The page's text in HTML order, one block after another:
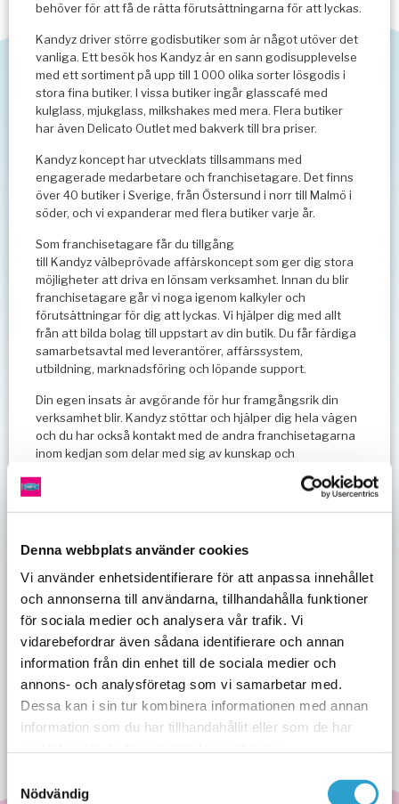
Denna webbplats använder cookies
Vi använder enhetsidentifierare för att anpassa innehållet
och annonserna till användarna, tillhandahålla funktioner
för sociala medier och analysera vår trafik. Vi
vidarebefordrar även sådana identifierare och annan
information från din enhet till de sociala medier och
annons- och analysföretag som vi samarbetar med.
Dessa kan i sin tur kombinera informationen med annan
information som du har tillhandahållit eller som de har
Nödvändig
behöver för att få de rätta förutsättningarna för att lyckas.
Kandyz driver större godisbutiker som är något utöver det
vanliga. Ett besök hos Kandyz är en sann godisupplevelse
med ett sortiment på upp till 1 000 olika sorter lösgodis i
stora fina butiker. I vissa butiker ingår glasscafé med
kulglass, mjukglass, milkshakes med mera. Flera butiker
har även Delicato Outlet med bakverk till bra priser.
Kandyz koncept har utvecklats tillsammans med
engagerade medarbetare och franchisetagare. Det finns
över 40 butiker i Sverige, från Östersund i norr till Malmö i
söder, och vi expanderar med flera butiker varje år.
Som franchisetagare får du tillgång
till Kandyz välbeprövade affärskoncept som ger dig stora
möjligheter att driva en lönsam verksamhet. Innan du blir
franchisetagare går vi noga igenom kalkyler och
förutsättningar för dig att lyckas. Vi hjälper dig med allt
från att bilda bolag till uppstart av din butik. Du får färdiga
samarbetsavtal med leverantörer, affärssystem,
utbildning, marknadsföring och löpande support.
Din egen insats är avgörande för hur framgångsrik din
verksamhet blir. Kandyz stöttar och hjälper dig hela vägen
och du har också kontakt med de andra franchisetagarna
inom kedjan som delar med sig av kunskap och
Välkommen med din intresseansökan om du tror att du är
Just nu söker vi efter franchisetagare i hela Sverige.
Saknar du Kandyz på din ort? Ansök idag!
Vi söker dig som:
Är driftig och företagsam med stabil ekonomi, och har
Har ledarförmåga och god social kompetens samt
administrationskunskaper.
Vill arbeta i butik med uppgifter som att beställa och ta
emot varor, fylla på godislådor, ta betalt samt ge service